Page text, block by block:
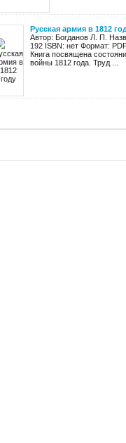
Русская армия в 1812
Автор: Богданов Л. П.
192 ISBN: нет Формат:
Книга посвящена
войны 1812 года. Труд ...